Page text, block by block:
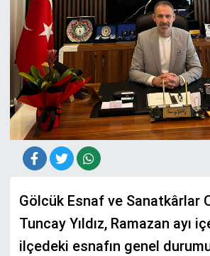
Gölcük Esnaf ve Sanatkârlar
Tuncay Yıldız, Ramazan ayı
ilçedeki esnafın genel